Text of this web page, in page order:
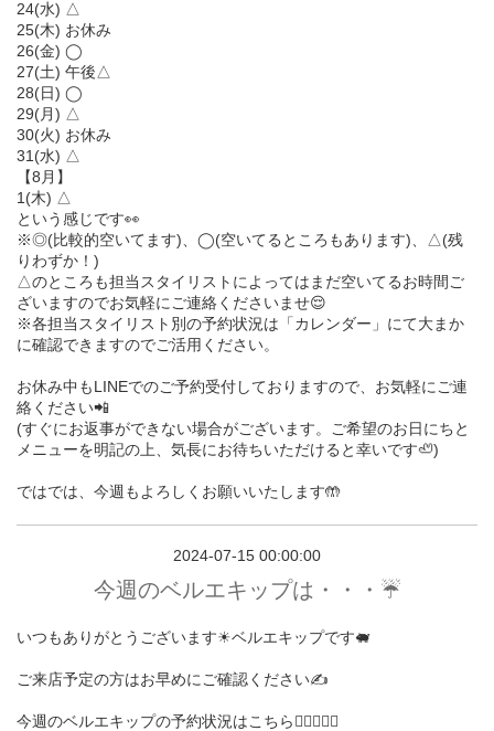
24(水) △
25(木) お休み
26(金) ◯
27(土) 午後△
28(日) ◯
29(月) △
30(火) お休み
31(水) △
【8月】
1(木) △
という感じです👀
※◎(比較的空いてます)、◯(空いてるところもあります)、△(残
りわずか！)
△のところも担当スタイリストによってはまだ空いてるお時間ご
ざいますのでお気軽にご連絡くださいませ😌
※各担当スタイリスト別の予約状況は「カレンダー」にて大まか
に確認できますのでご活用ください。
お休み中もLINEでのご予約受付しておりますので、お気軽にご連
絡ください📲
(すぐにお返事ができない場合がございます。ご希望のお日にちと
メニューを明記の上、気長にお待ちいただけると幸いです🦥)
ではでは、今週もよろしくお願いいたします🤲
2024-07-15 00:00:00
今週のベルエキップは・・・☔️
いつもありがとうございます☀︎ベルエキップです🐖
ご来店予定の方はお早めにご確認ください✍️
今週のベルエキップの予約状況はこちら💁🏻‍♀️💁‍♂️